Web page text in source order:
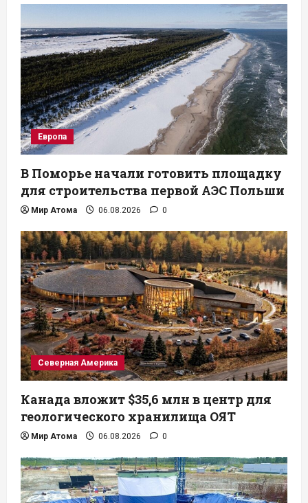
Европа
В Поморье начали готовить площадку
для строительства первой АЭС Польши
Мир Атома 06.08.2026 0
Северная Америка
Канада вложит $35,6 млн в центр для
геологического хранилища ОЯТ
Мир Атома 06.08.2026 0